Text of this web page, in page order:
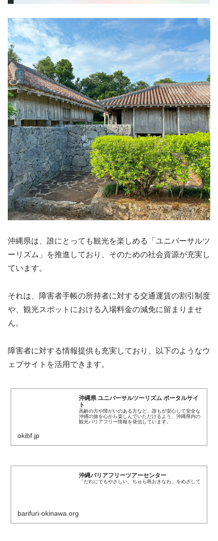
沖縄県は、誰にとっても観光を楽しめる「ユニバーサルツ
ーリズム」を推進しており、そのための社会資源が充実し
ています。
それは、障害者手帳の所持者に対する交通運賃の割引制度
や、観光スポットにおける入場料金の減免に留まりませ
ん。
障害者に対する情報提供も充実しており、以下のようなウ
ェブサイトを活用できます。
沖縄県 ユニバーサルツーリズム ポータルサイ
ト
高齢の方や障がいのある方など、誰もが安心して安全な
沖縄の旅を心から楽しんでいただけるよう、沖縄県内の
観光バリアフリー情報を発信しています。
okibf.jp
沖縄バリアフリーツアーセンター
「だれにでもやさしい、ちゅら島おきなわ」をめざして
barifuri-okinawa.org